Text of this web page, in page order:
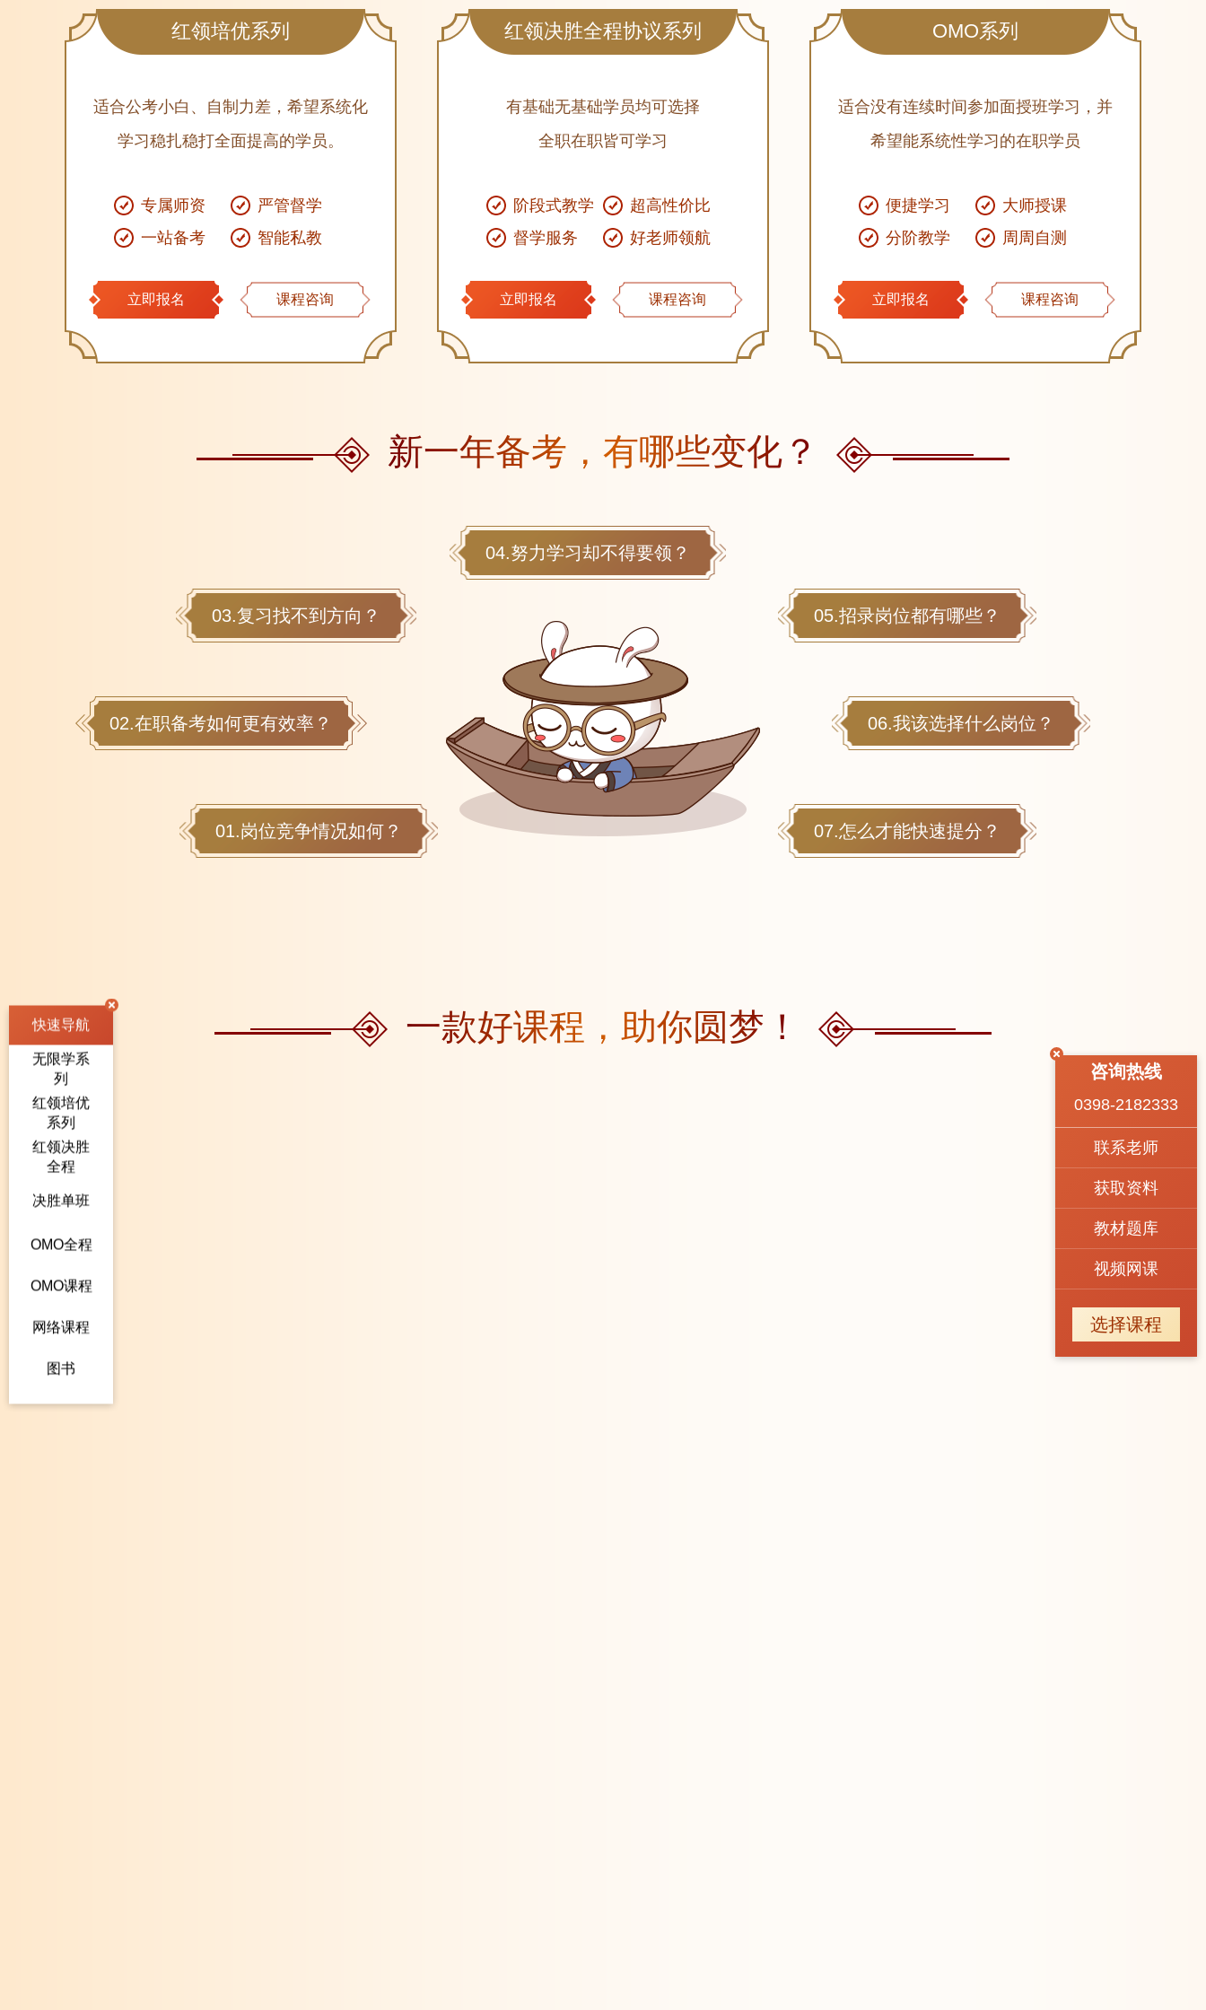
红领培优系列
适合公考小白、自制力差，希望系统化
学习稳扎稳打全面提高的学员。
专属师资
严管督学
一站备考
智能私教
立即报名 课程咨询
红领决胜全程协议系列
有基础无基础学员均可选择
全职在职皆可学习
阶段式教学
超高性价比
督学服务
好老师领航
立即报名 课程咨询
OMO系列
适合没有连续时间参加面授班学习，并
希望能系统性学习的在职学员
便捷学习
大师授课
分阶教学
周周自测
立即报名 课程咨询
新一年备考，有哪些变化？
01.岗位竞争情况如何？
02.在职备考如何更有效率？
03.复习找不到方向？
04.努力学习却不得要领？
05.招录岗位都有哪些？
06.我该选择什么岗位？
07.怎么才能快速提分？
一款好课程，助你圆梦！
快速导航
无限学系
列
红领培优
系列
红领决胜
全程
决胜单班
OMO全程
OMO课程
网络课程
图书
咨询热线
0398-2182333
联系老师
获取资料
教材题库
视频网课
选择课程